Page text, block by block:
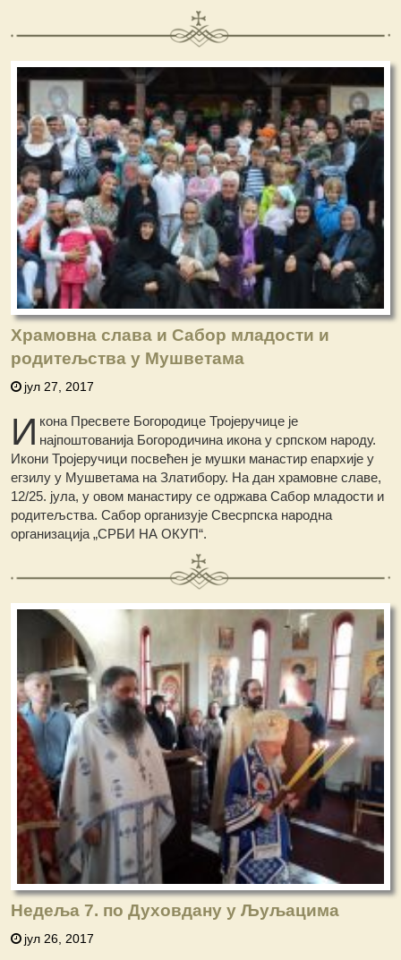
Храмовна слава и Сабор младости и
родитељства у Мушветама
јул 27, 2017
И кона Пресвете Богородице Тројеручице је
најпоштованија Богородичина икона у српском народу.
Икони Тројеручици посвећен је мушки манастир епархије у
егзилу у Мушветама на Златибору. На дан храмовне славе,
12/25. јула, у овом манастиру се одржава Сабор младости и
родитељства. Сабор организује Свесрпска народна
организација „СРБИ НА ОКУП“.
Недеља 7. по Духовдану у Љуљацима
јул 26, 2017